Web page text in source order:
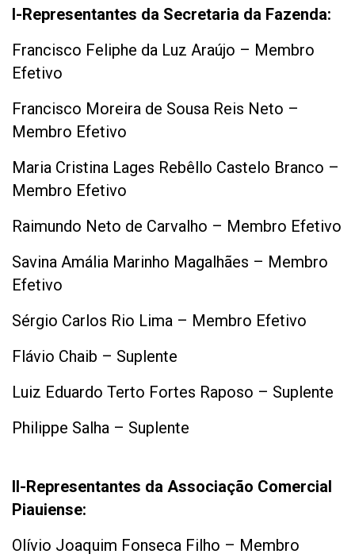
I-Representantes da Secretaria da Fazenda:
Francisco Feliphe da Luz Araújo – Membro
Efetivo
Francisco Moreira de Sousa Reis Neto –
Membro Efetivo
Maria Cristina Lages Rebêllo Castelo Branco –
Membro Efetivo
Raimundo Neto de Carvalho – Membro Efetivo
Savina Amália Marinho Magalhães – Membro
Efetivo
Sérgio Carlos Rio Lima – Membro Efetivo
Flávio Chaib – Suplente
Luiz Eduardo Terto Fortes Raposo – Suplente
Philippe Salha – Suplente
II-Representantes da Associação Comercial
Piauiense:
Olívio Joaquim Fonseca Filho – Membro